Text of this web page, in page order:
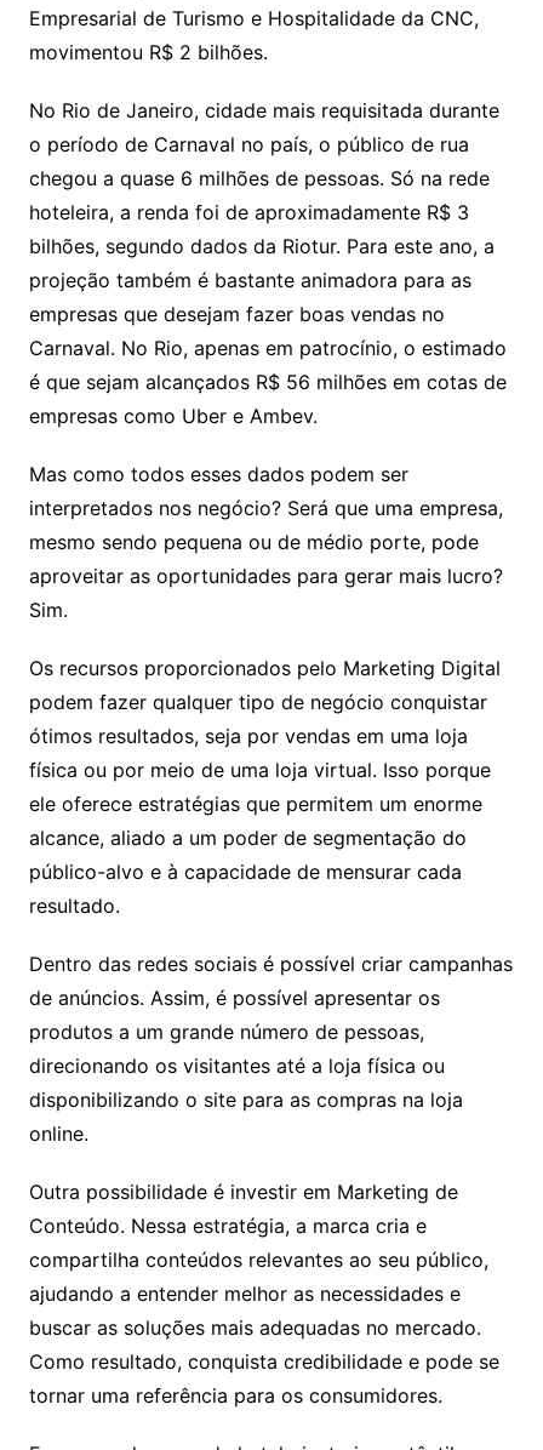
Empresarial de Turismo e Hospitalidade da CNC,
movimentou R$ 2 bilhões.
No Rio de Janeiro, cidade mais requisitada durante
o período de Carnaval no país, o público de rua
chegou a quase 6 milhões de pessoas. Só na rede
hoteleira, a renda foi de aproximadamente R$ 3
bilhões, segundo dados da Riotur. Para este ano, a
projeção também é bastante animadora para as
empresas que desejam fazer boas vendas no
Carnaval. No Rio, apenas em patrocínio, o estimado
é que sejam alcançados R$ 56 milhões em cotas de
empresas como Uber e Ambev.
Mas como todos esses dados podem ser
interpretados nos negócio? Será que uma empresa,
mesmo sendo pequena ou de médio porte, pode
aproveitar as oportunidades para gerar mais lucro?
Sim.
Os recursos proporcionados pelo Marketing Digital
podem fazer qualquer tipo de negócio conquistar
ótimos resultados, seja por vendas em uma loja
física ou por meio de uma loja virtual. Isso porque
ele oferece estratégias que permitem um enorme
alcance, aliado a um poder de segmentação do
público-alvo e à capacidade de mensurar cada
resultado.
Dentro das redes sociais é possível criar campanhas
de anúncios. Assim, é possível apresentar os
produtos a um grande número de pessoas,
direcionando os visitantes até a loja física ou
disponibilizando o site para as compras na loja
online.
Outra possibilidade é investir em Marketing de
Conteúdo. Nessa estratégia, a marca cria e
compartilha conteúdos relevantes ao seu público,
ajudando a entender melhor as necessidades e
buscar as soluções mais adequadas no mercado.
Como resultado, conquista credibilidade e pode se
tornar uma referência para os consumidores.